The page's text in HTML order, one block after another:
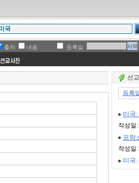
출처 내용 등록일
선